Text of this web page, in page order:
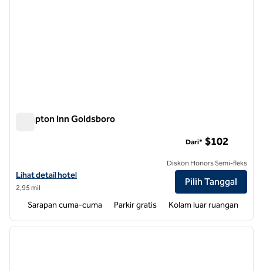
Hampton Inn Goldsboro
Lihat detail hotel untuk Hampton Inn Goldsboro
Lihat detail hotel
2,95 mil
Dari* $102
Diskon Honors Semi-fleks
Pilih Tanggal
Sarapan cuma-cuma Parkir gratis Kolam luar ruangan
1 dari 6